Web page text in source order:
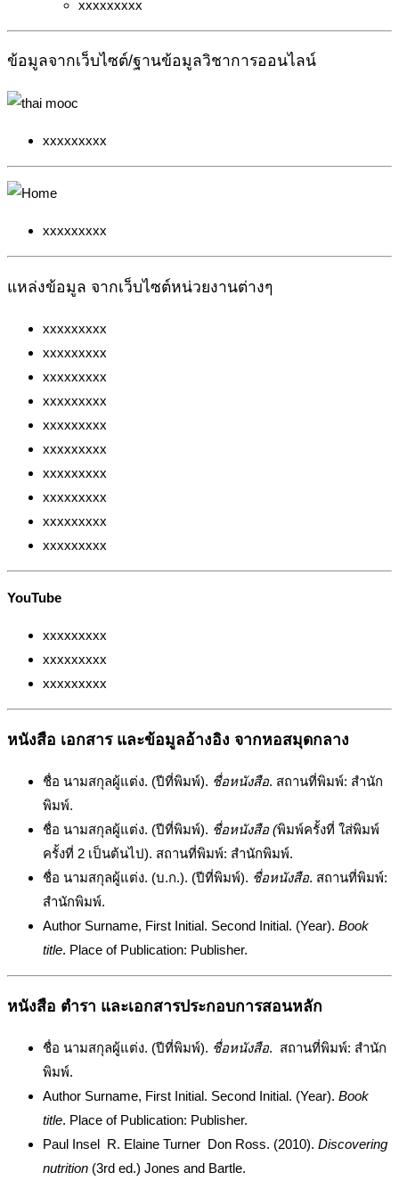
xxxxxxxxx
ข้อมูลจากเว็บไซต์/ฐานข้อมูลวิชาการออนไลน์
xxxxxxxxx
xxxxxxxxx
แหล่งข้อมูล จากเว็บไซต์หน่วยงานต่างๆ
xxxxxxxxx
xxxxxxxxx
xxxxxxxxx
xxxxxxxxx
xxxxxxxxx
xxxxxxxxx
xxxxxxxxx
xxxxxxxxx
xxxxxxxxx
xxxxxxxxx
YouTube
xxxxxxxxx
xxxxxxxxx
xxxxxxxxx
หนังสือ เอกสาร และข้อมูลอ้างอิง จากหอสมุดกลาง
ชื่อ นามสกุลผู้แต่ง. (ปีที่พิมพ์). ชื่อหนังสือ. สถานที่พิมพ์: สำนัก
พิมพ์.
ชื่อ นามสกุลผู้แต่ง. (ปีที่พิมพ์). ชื่อหนังสือ (พิมพ์ครั้งที่ ใส่พิมพ์
ครั้งที่ 2 เป็นต้นไป). สถานที่พิมพ์: สำนักพิมพ์.
ชื่อ นามสกุลผู้แต่ง. (บ.ก.). (ปีที่พิมพ์). ชื่อหนังสือ. สถานที่พิมพ์:
สำนักพิมพ์.
Author Surname, First Initial. Second Initial. (Year). Book
title. Place of Publication: Publisher.
หนังสือ ตำรา และเอกสารประกอบการสอนหลัก
ชื่อ นามสกุลผู้แต่ง. (ปีที่พิมพ์). ชื่อหนังสือ. สถานที่พิมพ์: สำนัก
พิมพ์.
Author Surname, First Initial. Second Initial. (Year). Book
title. Place of Publication: Publisher.
Paul Insel R. Elaine Turner Don Ross. (2010). Discovering
nutrition (3rd ed.) Jones and Bartle.